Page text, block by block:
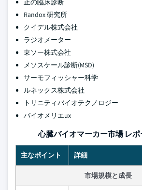
正の臨床診断
Randox 研究所
クイデル株式会社
ラジオメーター
東ソー株式会社
メソスケール診断(MSD)
サーモフィッシャー科学
ルネックス株式会社
トリニティバイオテクノロジー
バイオメリエux
心臓バイオマーカー市場 レ
主なポイント 詳細
市場規模と成長